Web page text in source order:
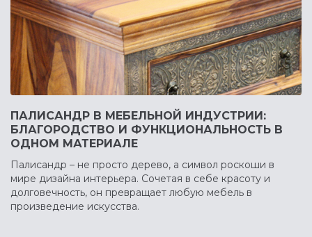
ПАЛИСАНДР В МЕБЕЛЬНОЙ ИНДУСТРИИ:
БЛАГОРОДСТВО И ФУНКЦИОНАЛЬНОСТЬ В
ОДНОМ МАТЕРИАЛЕ
Палисандр – не просто дерево, а символ роскоши в
мире дизайна интерьера. Сочетая в себе красоту и
долговечность, он превращает любую мебель в
произведение искусства.